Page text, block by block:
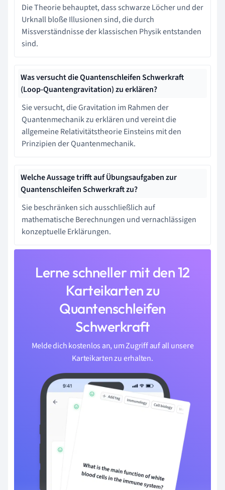
Die Theorie behauptet, dass schwarze Löcher und der
Urknall bloße Illusionen sind, die durch
Missverständnisse der klassischen Physik entstanden
sind.
Was versucht die Quantenschleifen Schwerkraft
(Loop-Quantengravitation) zu erklären?
Sie versucht, die Gravitation im Rahmen der
Quantenmechanik zu erklären und vereint die
allgemeine Relativitätstheorie Einsteins mit den
Prinzipien der Quantenmechanik.
Welche Aussage trifft auf Übungsaufgaben zur
Quantenschleifen Schwerkraft zu?
Sie beschränken sich ausschließlich auf
mathematische Berechnungen und vernachlässigen
konzeptuelle Erklärungen.
Lerne schneller mit den 12
Karteikarten zu
Quantenschleifen
Schwerkraft
Melde dich kostenlos an, um Zugriff auf all unsere
Karteikarten zu erhalten.